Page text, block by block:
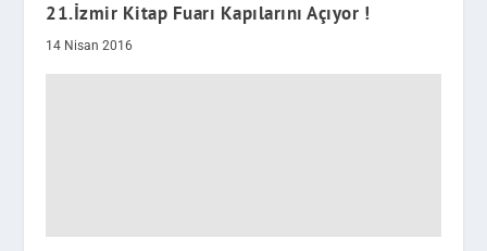
21.İzmir Kitap Fuarı Kapılarını Açıyor !
14 Nisan 2016